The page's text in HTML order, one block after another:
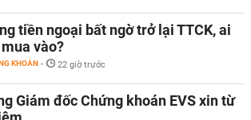
tiền ngoại bất ngờ trở lại TTCK, ai
vào?
KHOÁN - 22 giờ trước
Giám đốc Chứng khoán EVS xin từ